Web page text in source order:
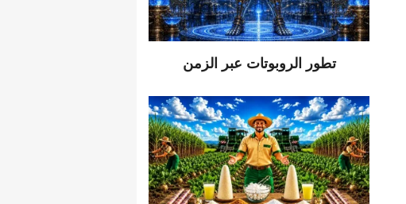
تطور الروبوتات عبر الزمن